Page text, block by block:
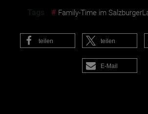
# Family-Time im
teilen teilen
E-Mail